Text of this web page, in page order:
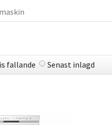
fallande Senast inlagd